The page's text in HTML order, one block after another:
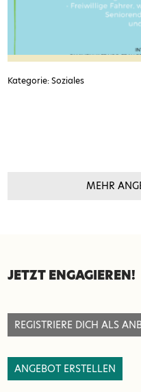
Kategorie: Soziales
MEHR
SEITENFUSS
JETZT ENGAGIEREN!
REGISTRIERE DICH ALS
ANGEBOT ERSTELLEN